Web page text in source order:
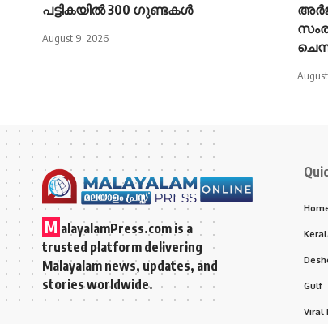
പട്ടികയിൽ 300 ഗുണ്ടകൾ
August 9, 2026
M alayalamPress.com is a
trusted platform delivering
Malayalam news, updates, and
stories worldwide.
Gulf
Viral